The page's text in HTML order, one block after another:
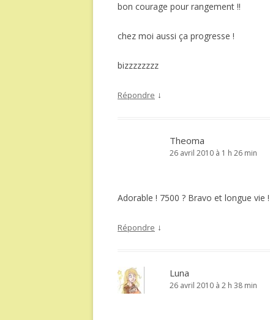
bon courage pour rangement !!
chez moi aussi ça progresse !
bizzzzzzzz
Répondre ↓
Theoma
26 avril 2010 à 1 h 26 min
Adorable ! 7500 ? Bravo et longue vie !
Répondre ↓
Luna
26 avril 2010 à 2 h 38 min